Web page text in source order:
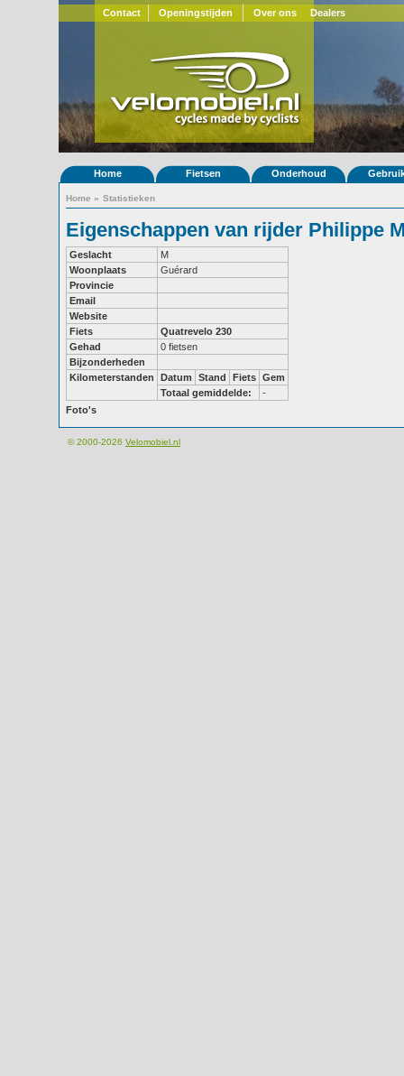
Contact Openingstijden Over ons Dealers
Home Fietsen Onderhoud
Home » Statistieken
Eigenschappen van rijder Philippe
Geslacht
M
Woonplaats
Guérard
Provincie
Email
Website
Fiets
Quatrevelo 230
Gehad
0 fietsen
Bijzonderheden
Kilometerstanden
Datum Stand Fiets Gem
Totaal gemiddelde:
-
Foto's
© 2000-2026 Velomobiel.nl